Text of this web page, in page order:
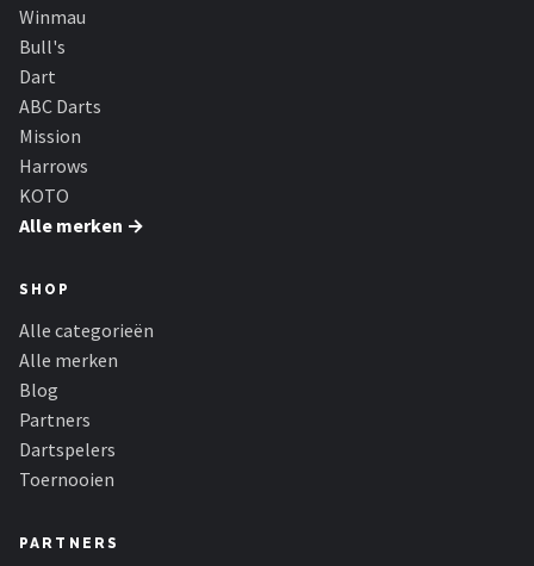
KOTO
Unicorn
Alle merken →
Winmau
Bull's
Dart
ABC Darts
Mission
Harrows
KOTO
Alle merken →
SHOP
Alle categorieën
Alle merken
Blog
Partners
Dartspelers
Toernooien
PARTNERS